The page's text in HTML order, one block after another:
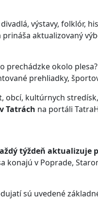
výstavy, folklór,
aktualizovaný
okolo
prehliadky,
obcí, kultúrnych
Tatrách na portáli
týždeň aktualizuje
v Poprade,
sú uvedené